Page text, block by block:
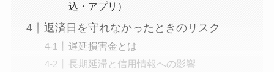
込・アプリ）
返済日を守れなかったときのリスク
遅延損害金とは
長期延滞と信用情報への影響